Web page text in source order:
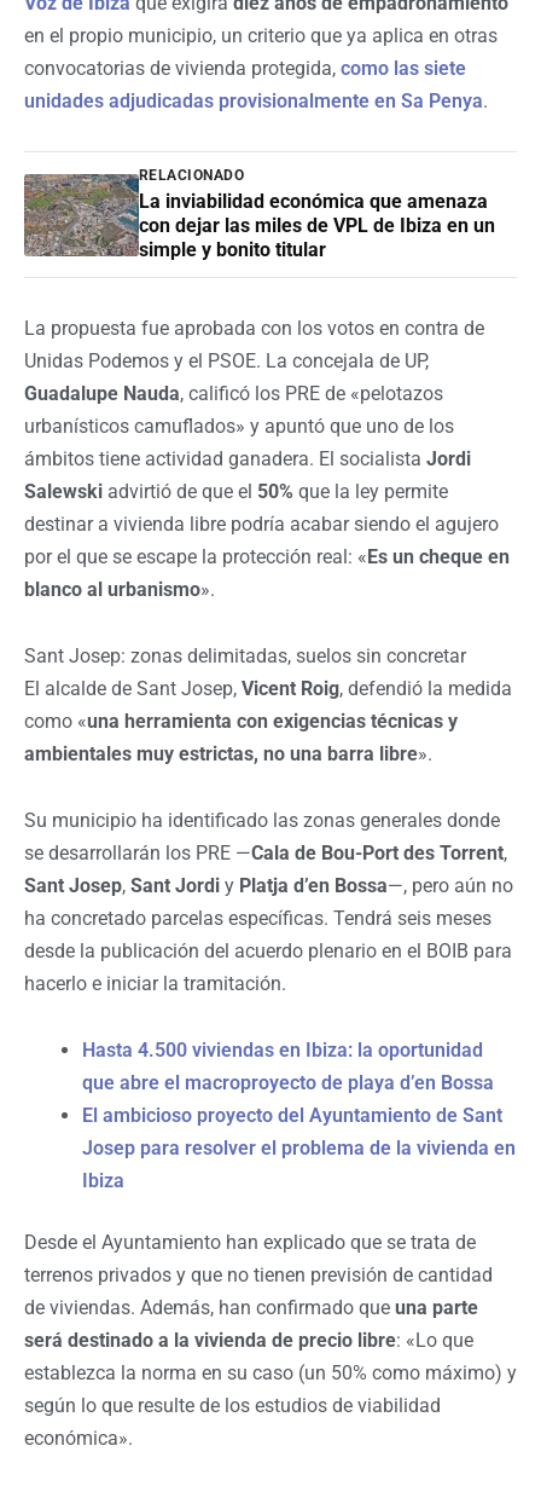
en el propio municipio, un criterio que ya aplica en otras
convocatorias de vivienda protegida, como las siete
unidades adjudicadas provisionalmente en Sa Penya.
RELACIONADO
La inviabilidad económica que amenaza
con dejar las miles de VPL de Ibiza en un
simple y bonito titular
La propuesta fue aprobada con los votos en contra de
Unidas Podemos y el PSOE. La concejala de UP,
Guadalupe Nauda, calificó los PRE de «pelotazos
urbanísticos camuflados» y apuntó que uno de los
ámbitos tiene actividad ganadera. El socialista Jordi
Salewski advirtió de que el 50% que la ley permite
destinar a vivienda libre podría acabar siendo el agujero
por el que se escape la protección real: « Es un cheque en
blanco al urbanismo».
Sant Josep: zonas delimitadas, suelos sin concretar
El alcalde de Sant Josep, Vicent Roig, defendió la medida
como «una herramienta con exigencias técnicas y
ambientales muy estrictas, no una barra libre».
Su municipio ha identificado las zonas generales donde
se desarrollarán los PRE —Cala de Bou-Port des Torrent,
Sant Josep, Sant Jordi y Platja d’en Bossa—, pero aún no
ha concretado parcelas específicas. Tendrá seis meses
desde la publicación del acuerdo plenario en el BOIB para
hacerlo e iniciar la tramitación.
Hasta 4.500 viviendas en Ibiza: la oportunidad
que abre el macroproyecto de playa d’en Bossa
El ambicioso proyecto del Ayuntamiento de Sant
Josep para resolver el problema de la vivienda en
Ibiza
Desde el Ayuntamiento han explicado que se trata de
terrenos privados y que no tienen previsión de cantidad
de viviendas. Además, han confirmado que una parte
será destinado a la vivienda de precio libre: «Lo que
establezca la norma en su caso (un 50% como máximo) y
según lo que resulte de los estudios de viabilidad
económica».